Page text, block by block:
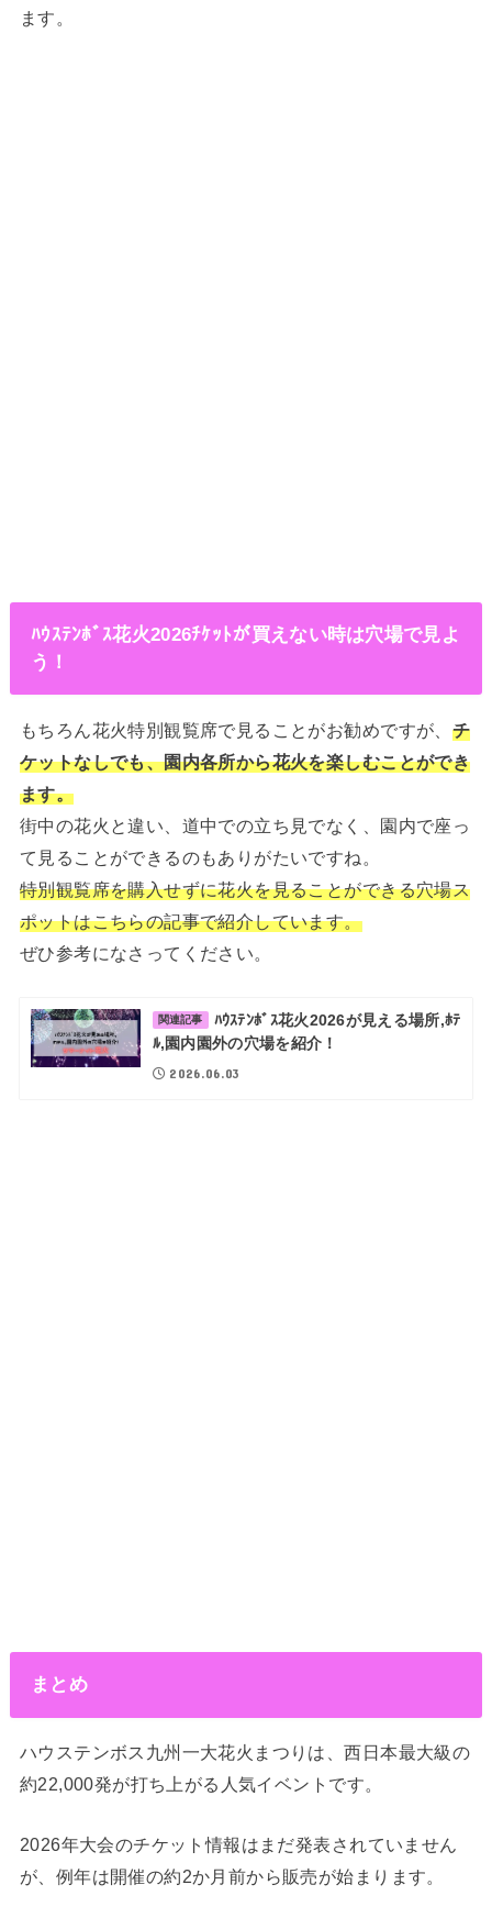
ます。
ﾊｳｽﾃﾝﾎﾞｽ花火2026ﾁｹｯﾄが買えない時は穴場で見よ
う！
もちろん花火特別観覧席で見ることがお勧めですが、 チ
ケットなしでも、園内各所から花火を楽しむことができ
ます。
街中の花火と違い、道中での立ち見でなく、園内で座っ
て見ることができるのもありがたいですね。
特別観覧席を購入せずに花火を見ることができる穴場ス
ポットはこちらの記事で紹介しています。
ぜひ参考になさってください。
関連記事
ﾊｳｽﾃﾝﾎﾞｽ花火2026が見える場所,ﾎﾃ
ﾙ,園内園外の穴場を紹介！
2026.06.03
まとめ
ハウステンボス九州一大花火まつりは、西日本最大級の
約22,000発が打ち上がる人気イベントです。
2026年大会のチケット情報はまだ発表されていません
が、例年は開催の約2か月前から販売が始まります。